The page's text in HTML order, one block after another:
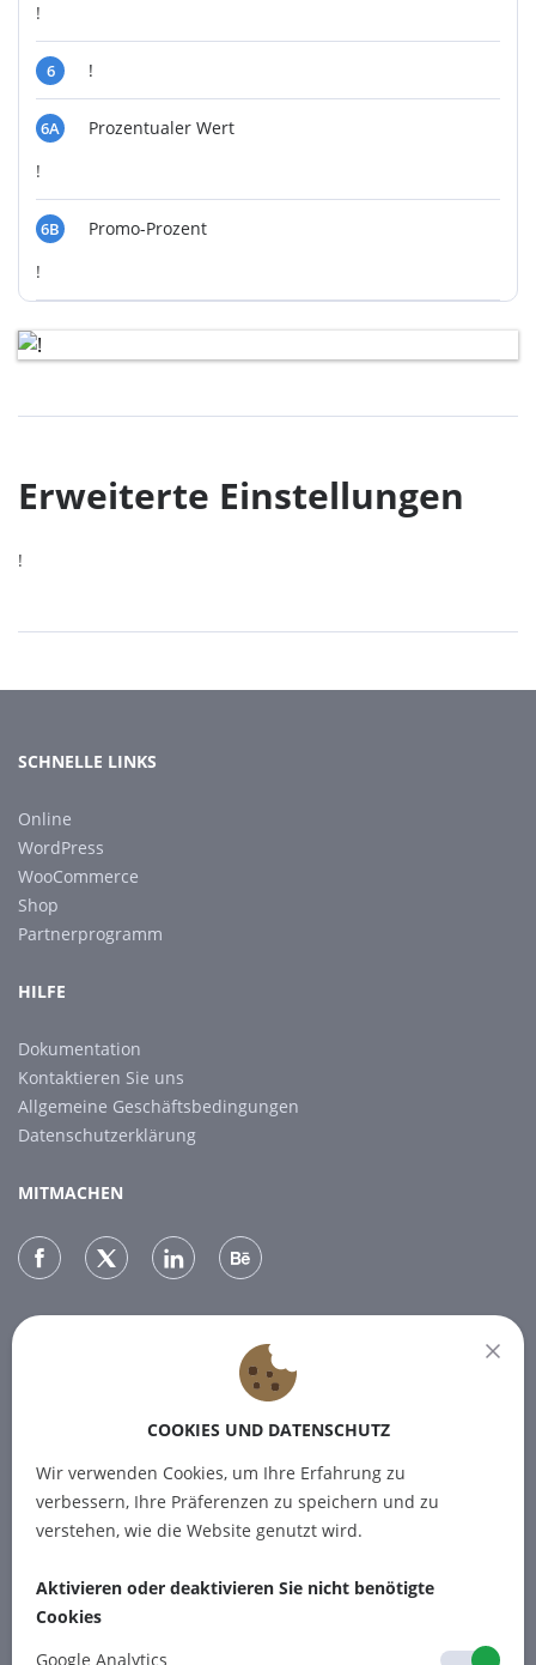
!
6 !
6A
Prozentualer Wert
!
6B
Promo-Prozent
!
Erweiterte Einstellungen
!
SCHNELLE LINKS
Online
WordPress
WooCommerce
Shop
Partnerprogramm
HILFE
Dokumentation
Kontaktieren Sie uns
Allgemeine Geschäftsbedingungen
Datenschutzerklärung
MITMACHEN
Melden Sie sich für unseren Newsletter an, um die neuesten
Nachrichten zu erhalten.
ABONNIEREN
© 2012-2026 PINPOINT.WORLD
Warenzeichen und Marken sind das
COOKIES UND DATENSCHUTZ
Wir verwenden Cookies, um Ihre Erfahrung zu
verbessern, Ihre Präferenzen zu speichern und zu
verstehen, wie die Website genutzt wird.
Aktivieren oder deaktivieren Sie nicht benötigte
Cookies
Google Analytics